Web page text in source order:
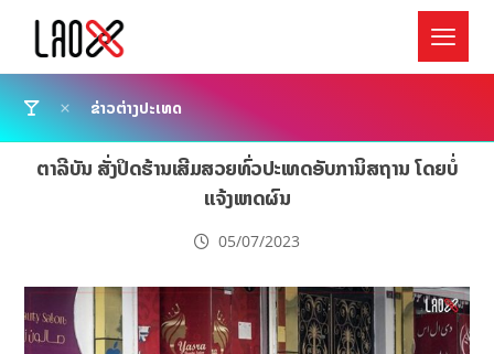
ຂ່າວຕ່າງປະເທດ
ຕາລີບັນ ສັ່ງປິດຮ້ານເສີມສວຍທົ່ວປະເທດອັບການິສຖານ ໂດຍບໍ່
ແຈ້ງເຫດຜົນ
05/07/2023